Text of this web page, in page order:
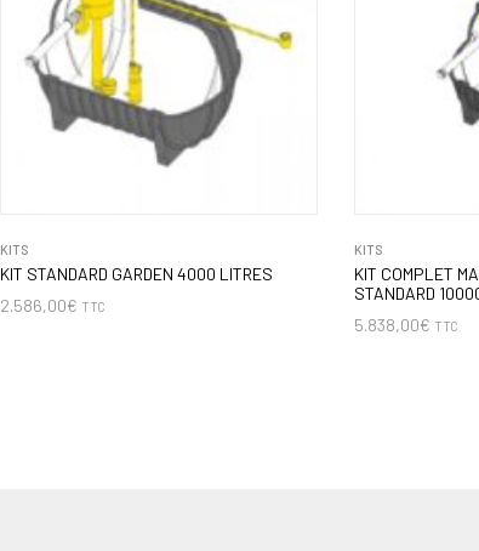
KITS
KIT STANDARD GARDEN 4000 LITRES
2.586,00€ TTC
KITS
KIT COMPLET
STANDARD
5.838,00€ TTC